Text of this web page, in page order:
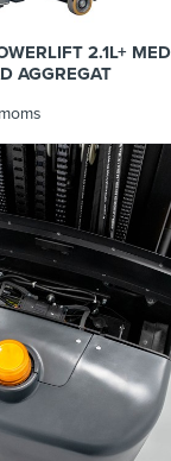
2.1L+
AGGREGAT